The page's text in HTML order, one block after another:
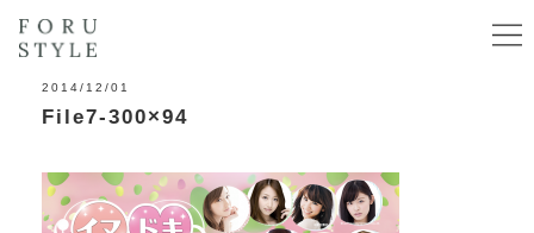
2014/12/01
File7-300×94